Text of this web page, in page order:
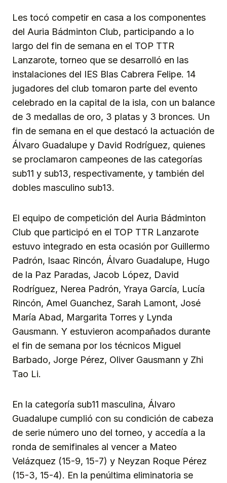
Les tocó competir en casa a los componentes
del Auria Bádminton Club, participando a lo
largo del fin de semana en el TOP TTR
Lanzarote, torneo que se desarrolló en las
instalaciones del IES Blas Cabrera Felipe. 14
jugadores del club tomaron parte del evento
celebrado en la capital de la isla, con un balance
de 3 medallas de oro, 3 platas y 3 bronces. Un
fin de semana en el que destacó la actuación de
Álvaro Guadalupe y David Rodríguez, quienes
se proclamaron campeones de las categorías
sub11 y sub13, respectivamente, y también del
dobles masculino sub13.
El equipo de competición del Auria Bádminton
Club que participó en el TOP TTR Lanzarote
estuvo integrado en esta ocasión por Guillermo
Padrón, Isaac Rincón, Álvaro Guadalupe, Hugo
de la Paz Paradas, Jacob López, David
Rodríguez, Nerea Padrón, Yraya García, Lucía
Rincón, Amel Guanchez, Sarah Lamont, José
María Abad, Margarita Torres y Lynda
Gausmann. Y estuvieron acompañados durante
el fin de semana por los técnicos Miguel
Barbado, Jorge Pérez, Oliver Gausmann y Zhi
Tao Li.
En la categoría sub11 masculina, Álvaro
Guadalupe cumplió con su condición de cabeza
de serie número uno del torneo, y accedía a la
ronda de semifinales al vencer a Mateo
Velázquez (15-9, 15-7) y Neyzan Roque Pérez
(15-3, 15-4). En la penúltima eliminatoria se